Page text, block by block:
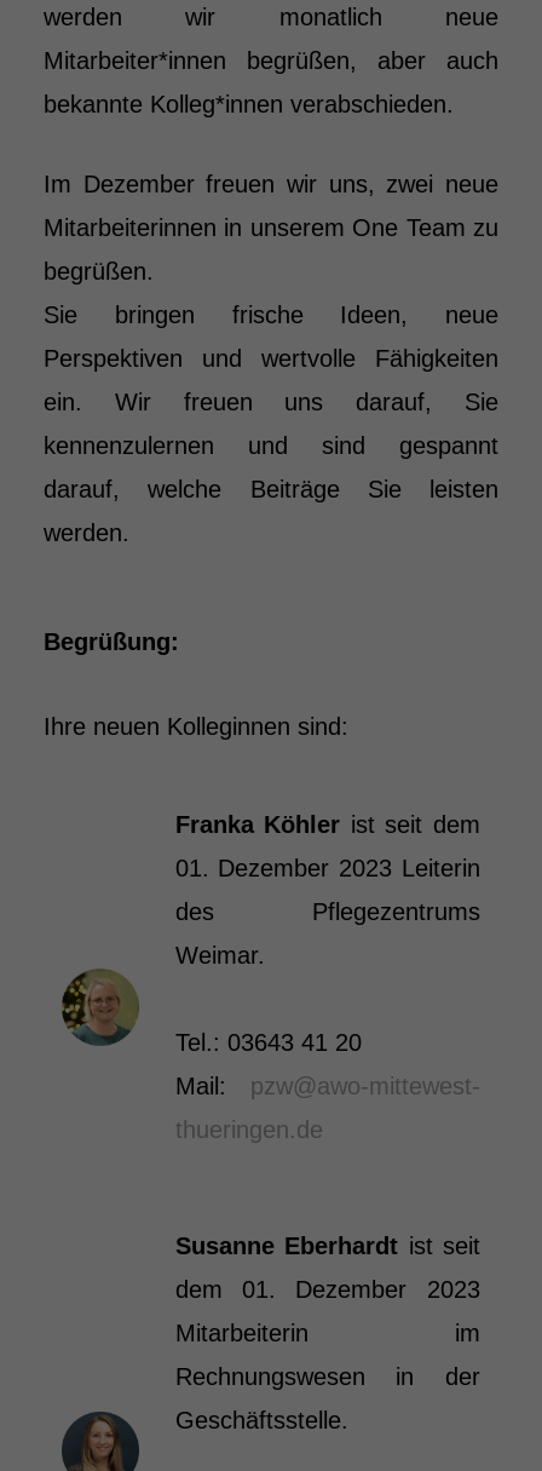
werden wir monatlich neue
Mitarbeiter*innen begrüßen, aber auch
bekannte Kolleg*innen verabschieden.
Im Dezember freuen wir uns, zwei neue
Mitarbeiterinnen in unserem One Team zu
begrüßen.
Sie bringen frische Ideen, neue
Perspektiven und wertvolle Fähigkeiten
ein. Wir freuen uns darauf, Sie
kennenzulernen und sind gespannt
darauf, welche Beiträge Sie leisten
werden.
Begrüßung:
Ihre neuen Kolleginnen sind:
Franka Köhler ist seit dem
01. Dezember 2023 Leiterin
des Pflegezentrums
Weimar.
Tel.: 03643 41 20
Mail: pzw@awo-mittewest-
thueringen.de
Susanne Eberhardt ist seit
dem 01. Dezember 2023
Mitarbeiterin im
Rechnungswesen in der
Geschäftsstelle.